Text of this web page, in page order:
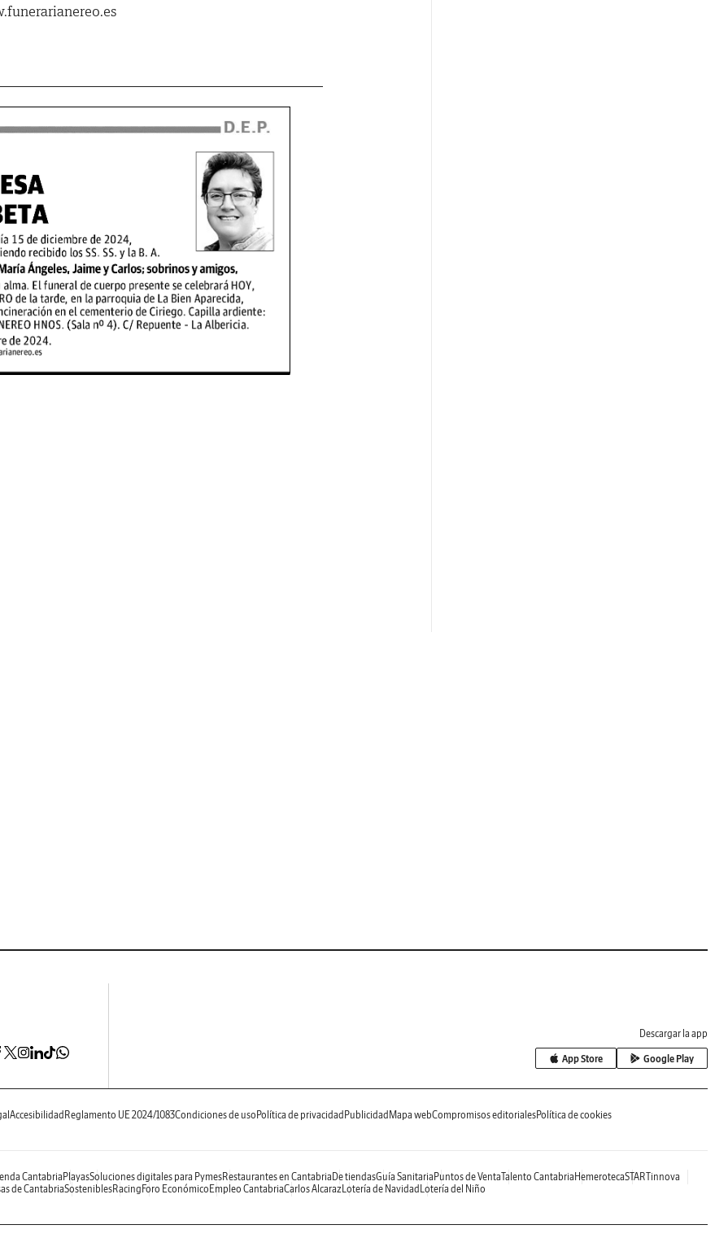
Descargar la app
App Store Google Play
Accesibilidad Reglamento UE 2024/1083Condiciones de uso Política de privacidad Publicidad Mapa webCompromisos editorialesPolítica de cookies
CantabriaPlayasSoluciones digitales para PymesRestaurantes en Cantabria De tiendasGuía Sanitaria Puntos de VentaTalento Cantabria HemerotecaSTARTinnova
de CantabriaSosteniblesRacing Foro Económico Empleo CantabriaCarlos AlcarazLotería de Navidad Lotería del Niño